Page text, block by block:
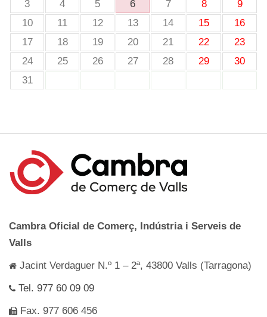
3
4 5 6 7 8
9
10
11 12 13 14 15
16
17
18 19 20 21 22
23
24
25 26 27 28 29
30
31
Cambra Oficial de Comerç, Indústria i Serveis de
Valls
Jacint Verdaguer N.º 1 – 2ª, 43800 Valls (Tarragona)
Tel. 977 60 09 09
Fax. 977 606 456